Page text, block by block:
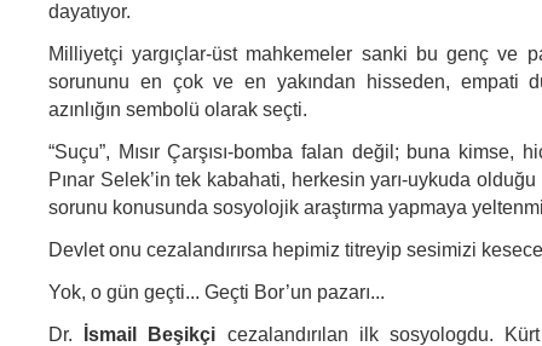
dayatıyor.
Milliyetçi yargıçlar-üst mahkemeler sanki bu genç ve
sorununu en çok ve en yakından hisseden, empati
azınlığın sembolü olarak seçti.
“Suçu”, Mısır Çarşısı-bomba falan değil; buna kimse,
Pınar Selek’in tek kabahati, herkesin yarı-uykuda
sorunu konusunda sosyolojik araştırma yapmaya
Devlet onu cezalandırırsa hepimiz titreyip sesimizi
Yok, o gün geçti... Geçti Bor’un pazarı...
Dr. İsmail Beşikçi cezalandırılan ilk sosyologdu.